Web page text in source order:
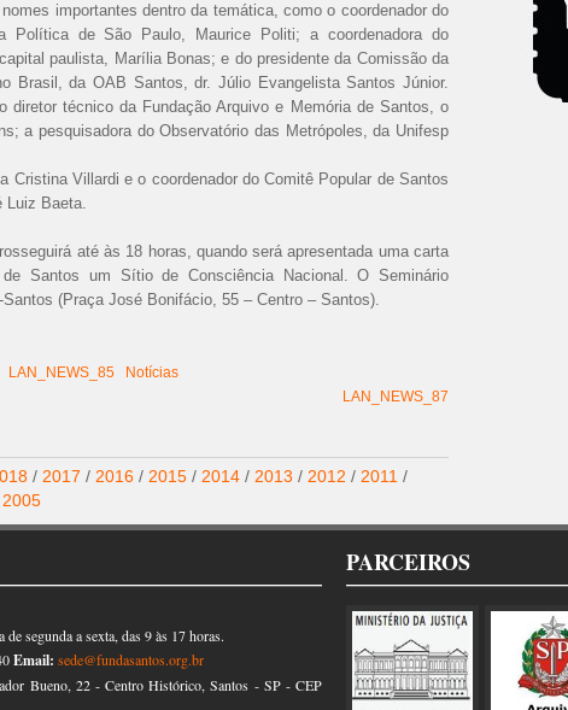
importantes dentro da temática, como o coordenador do
Política de São Paulo, Maurice Politi; a coordenadora do
paulista, Marília Bonas; e do presidente da Comissão da
Brasil, da OAB Santos, dr. Júlio Evangelista Santos Júnior.
diretor técnico da Fundação Arquivo e Memória de Santos, o
a pesquisadora do Observatório das Metrópoles, da Unifesp
Cristina Villardi e o coordenador do Comitê Popular de Santos
Luiz Baeta.
até às 18 horas, quando será apresentada uma carta
Santos um Sítio de Consciência Nacional. O Seminário
(Praça José Bonifácio, 55 – Centro – Santos).
LAN_NEWS_85
Notícias
LAN_NEWS_87
/ 2017 / 2016 / 2015 / 2014 / 2013 / 2012 / 2011 /
2005
segunda a sexta, das 9 às 17 horas.
Email: sede@fundasantos.org.br
Bueno, 22 - Centro Histórico, Santos - SP - CEP
PARCEIROS